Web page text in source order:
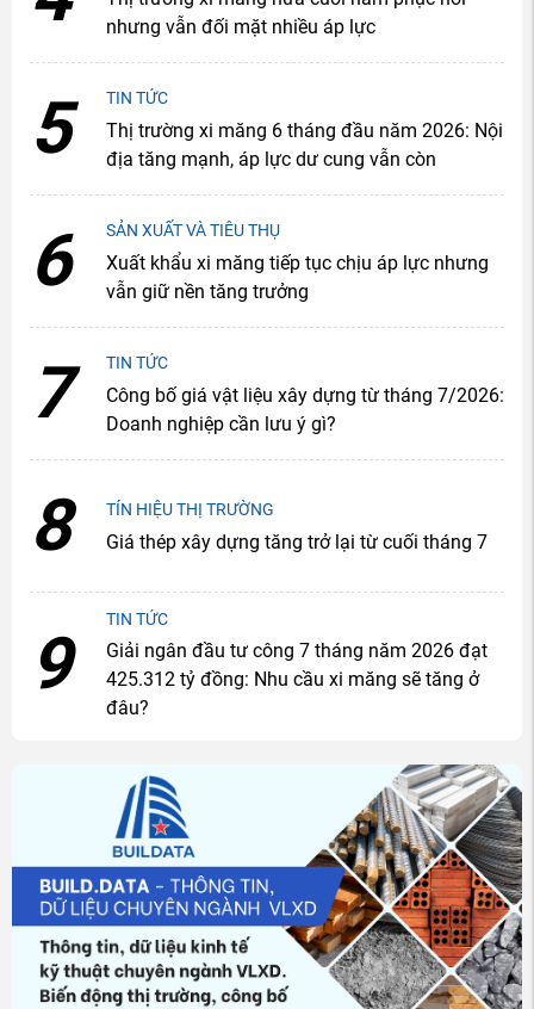
nhưng vẫn đối mặt nhiều áp lực
5 TIN TỨC
Thị trường xi măng 6 tháng đầu năm 2026: Nội
địa tăng mạnh, áp lực dư cung vẫn còn
6 SẢN XUẤT VÀ TIÊU THỤ
Xuất khẩu xi măng tiếp tục chịu áp lực nhưng
vẫn giữ nền tăng trưởng
7 TIN TỨC
Công bố giá vật liệu xây dựng từ tháng 7/2026:
Doanh nghiệp cần lưu ý gì?
8 TÍN HIỆU THỊ TRƯỜNG
Giá thép xây dựng tăng trở lại từ cuối tháng 7
9
TIN TỨC
Giải ngân đầu tư công 7 tháng năm 2026 đạt
425.312 tỷ đồng: Nhu cầu xi măng sẽ tăng ở
đâu?